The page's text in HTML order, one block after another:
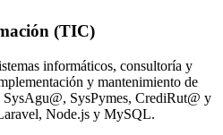
(TIC)
informáticos, consultoría y
y mantenimiento de
SysPymes, CrediRut@ y
Node.js y MySQL.